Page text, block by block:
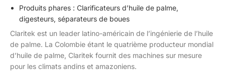
Produits phares : Clarificateurs d’huile de palme,
digesteurs, séparateurs de boues
Claritek est un leader latino-américain de l’ingénierie de l’huile
de palme. La Colombie étant le quatrième producteur mondial
d’huile de palme, Claritek fournit des machines sur mesure
pour les climats andins et amazoniens.